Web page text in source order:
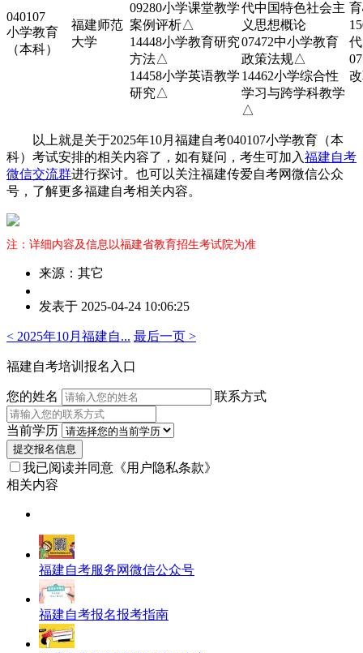
040107
小学教育
（本科）
福建师范
大学
09280小学课堂教学
案例评析△
14448小学教育研究
方法△
14458小学英语教学
研究△
代中国特色社会主
义思想概论
07472中小学教育
政策法规△
14462小学综合性
学习与跨学科教学
△
以上就是关于2025年10月福建自考040107小学教育（本
科）考试安排的相关内容了，如有疑问，考生可加入福建自考
微信交流群进行探讨。也可以关注福建传爱自考网微信公众
号，了解更多福建自考相关内容。
注：详细内容及信息以福建省教育招生考试院为准
来源：其它
者：
老
师
发表于 2025-04-24 10:06:25
< 2025年10月福建自... 最后一页 >
福建自考培训报名入口
您的姓名 联系方式
当前学历
提交报名信息
我已阅读并同意 《用户隐私条款》
相关内容
福建自考服务网微信公众号
福建自考报名报考指南